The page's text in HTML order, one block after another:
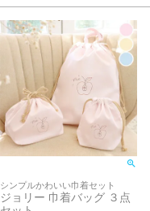
シンプルかわいい巾着セット
ジョリー 巾着バッグ ３点